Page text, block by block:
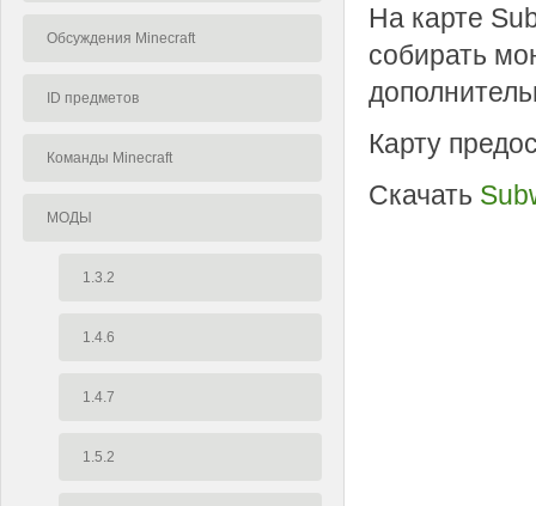
Обсуждения Minecraft
ID предметов
Команды Minecraft
МОДЫ
1.3.2
1.4.6
1.4.7
1.5.2
На карте
собирать
Карту
Скачать